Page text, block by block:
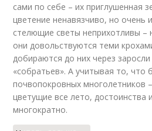
сами по себе – их приглушенная
цветение ненавязчиво, но очень
стелющие светы неприхотливы –
они довольствуются теми
добираются до них через
«собратьев». А учитывая то, что
почвопокровных многолетников
цветущие все лето, достоинства
многократно.